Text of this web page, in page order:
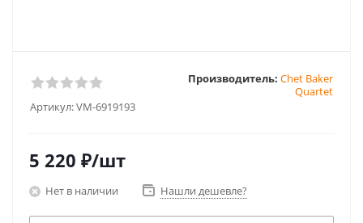
Артикул:VM-6919193
Производитель: Chet Baker
Quartet
5 220 ₽/шт
Нет в наличии Нашли дешевле?